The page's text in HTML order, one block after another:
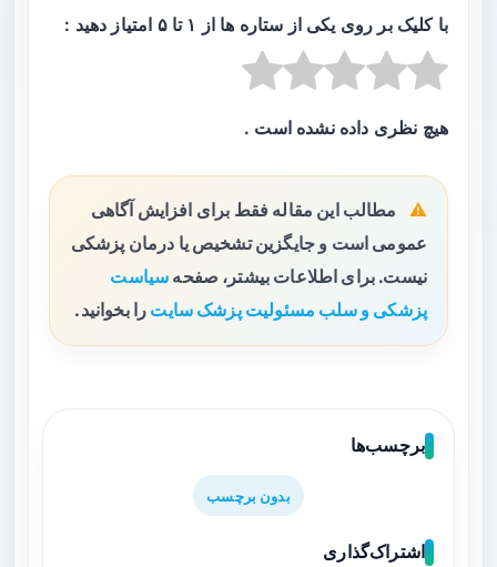
با کلیک بر روی یکی از ستاره ها از ۱ تا ۵ امتیاز دهید :
هیچ نظری داده نشده است .
مطالب این مقاله فقط برای افزایش آگاهی
عمومی است و جایگزین تشخیص یا درمان پزشکی
نیست. برای اطلاعات بیشتر، صفحه سیاست
پزشکی و سلب مسئولیت پزشک سایت را بخوانید.
برچسب‌ها
بدون برچسب
اشتراک‌گذاری